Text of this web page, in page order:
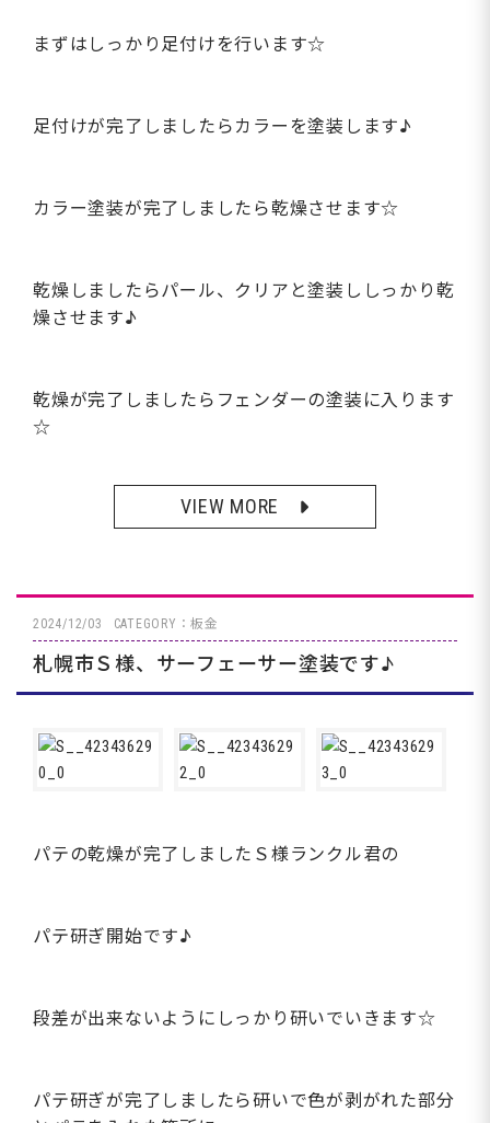
まずはしっかり足付けを行います☆
足付けが完了しましたらカラーを塗装します♪
カラー塗装が完了しましたら乾燥させます☆
乾燥しましたらパール、クリアと塗装ししっかり乾
燥させます♪
乾燥が完了しましたらフェンダーの塗装に入ります
☆
VIEW MORE
2024/12/03 CATEGORY：板金
札幌市Ｓ様、サーフェーサー塗装です♪
パテの乾燥が完了しましたＳ様ランクル君の
パテ研ぎ開始です♪
段差が出来ないようにしっかり研いでいきます☆
パテ研ぎが完了しましたら研いで色が剥がれた部分